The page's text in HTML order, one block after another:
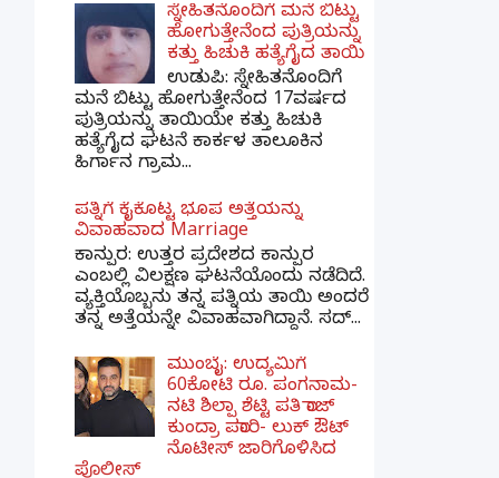
ಸ್ನೇಹಿತನೊಂದಿಗೆ ಮನೆ ಬಿಟ್ಟು
ಹೋಗುತ್ತೇನೆಂದ ಪುತ್ರಿಯನ್ನು
ಕತ್ತು ಹಿಚುಕಿ ಹತ್ಯೆಗೈದ ತಾಯಿ
ಉಡುಪಿ: ಸ್ನೇಹಿತನೊಂದಿಗೆ
ಮನೆ ಬಿಟ್ಟು ಹೋಗುತ್ತೇನೆಂದ 17ವರ್ಷದ
ಪುತ್ರಿಯನ್ನು ತಾಯಿಯೇ ಕತ್ತು ಹಿಚುಕಿ
ಹತ್ಯೆಗೈದ ಘಟನೆ ಕಾರ್ಕಳ ತಾಲೂಕಿನ
ಹಿರ್ಗಾನ ಗ್ರಾಮ...
ಪತ್ನಿಗೆ ಕೈಕೊಟ್ಟ ಭೂಪ ಅತ್ತೆಯನ್ನು
ವಿವಾಹವಾದ Marriage
ಕಾನ್ಪುರ: ಉತ್ತರ ಪ್ರದೇಶದ ಕಾನ್ಪುರ
ಎಂಬಲ್ಲಿ ವಿಲಕ್ಷಣ ಘಟನೆಯೊಂದು ನಡೆದಿದೆ.
ವ್ಯಕ್ತಿಯೊಬ್ಬನು ತನ್ನ ಪತ್ನಿಯ ತಾಯಿ ಅಂದರೆ
ತನ್ನ ಅತ್ತೆಯನ್ನೇ ವಿವಾಹವಾಗಿದ್ದಾನೆ. ಸದ್...
ಮುಂಬೈ: ಉದ್ಯಮಿಗೆ
60ಕೋಟಿ ರೂ. ಪಂಗನಾಮ-
ನಟಿ ಶಿಲ್ಪಾ ಶೆಟ್ಟಿ ಪತಿ ರಾಜ್
ಕುಂದ್ರಾ ಪರಾರಿ- ಲುಕ್ ಔಟ್
ನೊಟೀಸ್ ಜಾರಿಗೊಳಿಸಿದ
ಪೊಲೀಸ್